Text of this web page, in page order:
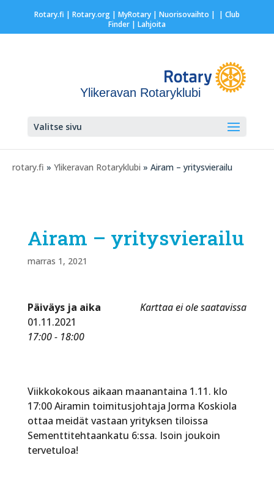
Rotary.fi | Rotary.org| MyRotary | Nuorisovaihto | | Club
Finder| Lahjoita
Ylikeravan Rotaryklubi
Valitse sivu
rotary.fi » Ylikeravan Rotaryklubi » Airam – yritysvierailu
Airam – yritysvierailu
marras 1, 2021
Karttaa ei ole saatavissa
Päiväys ja aika
01.11.2021
17:00 - 18:00
Viikkokokous aikaan maanantaina 1.11. klo
17:00 Airamin toimitusjohtaja Jorma Koskiola
ottaa meidät vastaan yrityksen tiloissa
Sementtitehtaankatu 6:ssa. Isoin joukoin
tervetuloa!